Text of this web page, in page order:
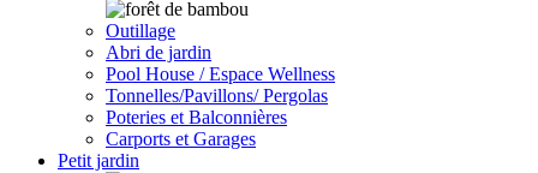
Outillage
Abri de jardin
Pool House / Espace Wellness
Tonnelles/Pavillons/ Pergolas
Poteries et Balconnières
Carports et Garages
Petit jardin